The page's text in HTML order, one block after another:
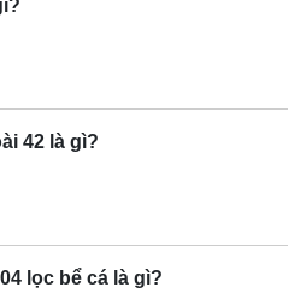
42 là gì?
lọc bể cá là gì?